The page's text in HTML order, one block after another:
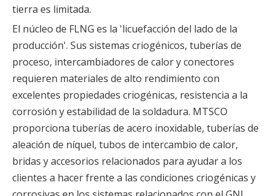
tierra es limitada.
El núcleo de FLNG es la 'licuefacción del lado de la
producción'. Sus sistemas criogénicos, tuberías de
proceso, intercambiadores de calor y conectores
requieren materiales de alto rendimiento con
excelentes propiedades criogénicas, resistencia a la
corrosión y estabilidad de la soldadura. MTSCO
proporciona tuberías de acero inoxidable, tuberías de
aleación de níquel, tubos de intercambio de calor,
bridas y accesorios relacionados para ayudar a los
clientes a hacer frente a las condiciones criogénicas y